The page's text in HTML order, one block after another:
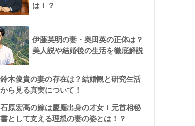
は！？
伊藤英明の妻・奥田英の正体は？
美人説や結婚後の生活を徹底解説
鈴木俊貴の妻の存在は？結婚観と研究生活
から見る真実について！
石原宏高の嫁は慶應出身の才女！元首相秘
書として支える理想の妻の姿とは！？